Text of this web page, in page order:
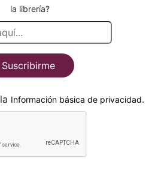
la librería?
Suscribirme
He leido y acepto la Información básica de privacidad.